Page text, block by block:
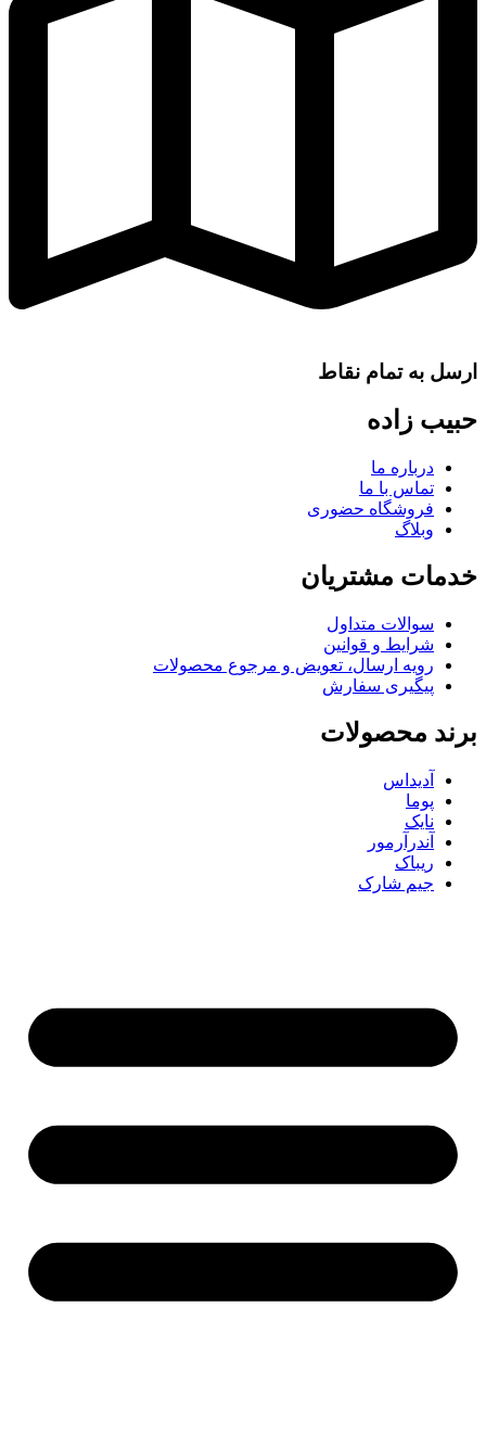
ارسل به تمام نقاط
حبیب زاده
درباره ما
تماس با ما
فروشگاه حضوری
وبلاگ
خدمات مشتریان
سوالات متداول
شرایط و قوانین
رویه ارسال، تعویض و مرجوع محصولات
پیگیری سفارش
برند محصولات
آدیداس
پوما
نایک
آندرآرمور
ریباک
جیم شارک